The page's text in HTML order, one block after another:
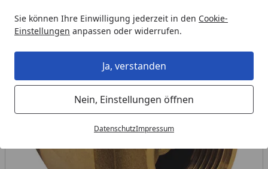
Sie können Ihre Einwilligung jederzeit in den Cookie-
Einstellungen anpassen oder widerrufen.
Ja, verstanden
Nein, Einstellungen öffnen
DatenschutzImpressum